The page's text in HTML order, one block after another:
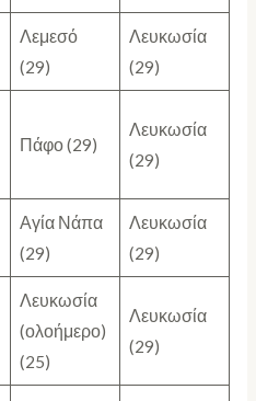
Λεμεσό
(29)
Λευκωσία
(29)
Πάφο (29)
Λευκωσία
(29)
Αγία Νάπα
(29)
Λευκωσία
(29)
Λευκωσία
(ολοήμερο)
(25)
Λευκωσία
(29)